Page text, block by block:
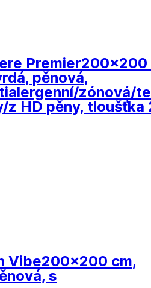
Premier200x200
pěnová,
zónová/
z HD pěny, tloušťka
Vibe200x200 cm,
s